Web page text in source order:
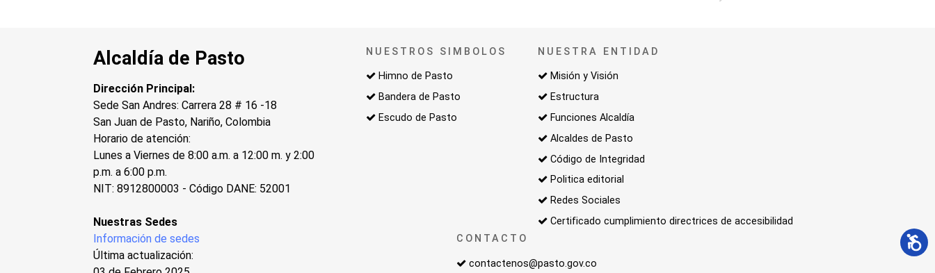
Alcaldía de Pasto
Dirección Principal:
Sede San Andres: Carrera 28 # 16 -18
San Juan de Pasto, Nariño, Colombia
Horario de atención:
Lunes a Viernes de 8:00 a.m. a 12:00 m. y 2:00
p.m. a 6:00 p.m.
NIT: 8912800003 - Código DANE: 52001
Nuestras Sedes
Información de sedes
Última actualización:
NUESTROS SIMBOLOS
Himno de Pasto
Bandera de Pasto
Escudo de Pasto
NUESTRA ENTIDAD
Misión y Visión
Estructura
Funciones Alcaldía
Alcaldes de Pasto
Código de Integridad
Politica editorial
Redes Sociales
Certificado cumplimiento directrices de accesibilidad
CONTACTO
contactenos@pasto.gov.co